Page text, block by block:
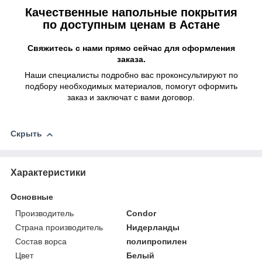
Качественные напольные покрытия
по доступным ценам в Астане
Свяжитесь с нами прямо сейчас для оформления
заказа.
Наши специалисты подробно вас проконсультируют по
подбору необходимых материалов, помогут оформить
заказ и заключат с вами договор.
Скрыть
Характеристики
Основные
Производитель
Condor
Страна производитель
Нидерланды
Состав ворса
полипропилен
Цвет
Белый